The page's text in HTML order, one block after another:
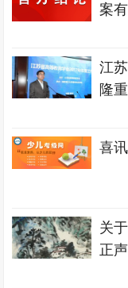
案
江
隆
喜
关
正